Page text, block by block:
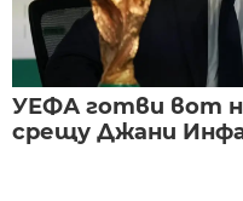
УЕФА готви вот
срещу Джани